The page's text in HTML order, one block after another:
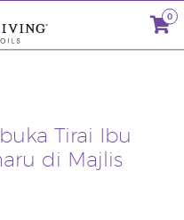
0
Tirai Ibu
di Majlis